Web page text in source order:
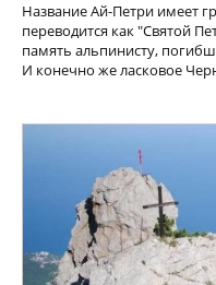
Название Ай-Петри имеет
переводится как "Святой
память альпинисту,
И конечно же ласковое